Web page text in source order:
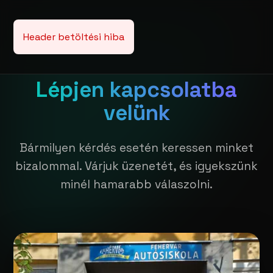
Header betöltési hiba
Lépjen kapcsolatba
velünk
Bármilyen kérdés esetén keressen minket
bizalommal. Várjuk üzenetét, és igyekszünk
minél hamarabb válaszolni.